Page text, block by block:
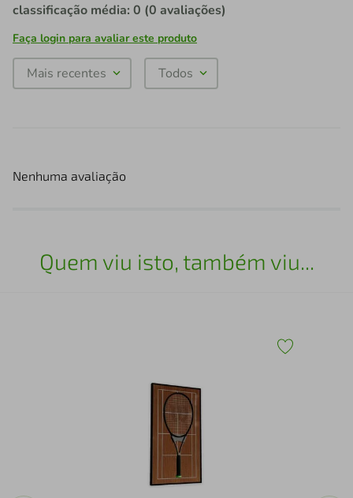
classificação média: 0 (0 avaliações)
Faça login para avaliar este produto
Mais recentes Todos
Nenhuma avaliação
Quem viu isto, também viu...